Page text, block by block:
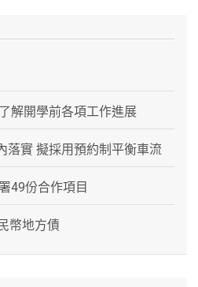
解開學前各項工作進展
落實 擬採用預約制平衡車流
49份合作項目
幣地方債